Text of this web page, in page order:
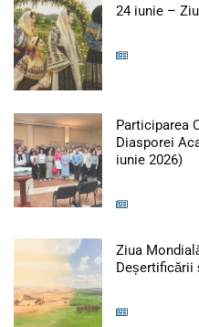
24 iunie –
Participarea
Diasporei
iunie 2026)
Ziua
Deșertificării